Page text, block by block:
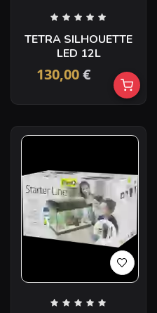
TETRA SILHOUETTE
LED 12L
130,00€